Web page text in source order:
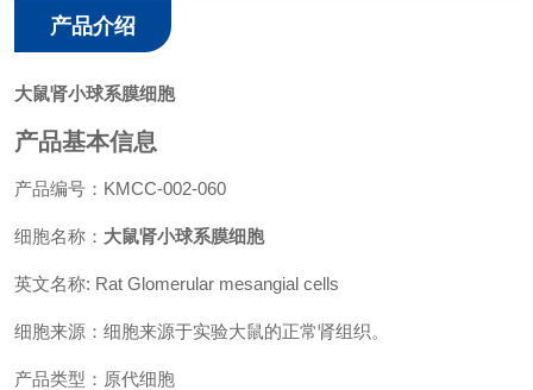
产品介绍
大鼠肾小球系膜细胞
产品基本信息
产品编号：KMCC-002-060
细胞名称： 大鼠肾小球系膜细胞
英文名称: Rat Glomerular mesangial cells
细胞来源：细胞来源于实验大鼠的正常肾组织。
产品类型：原代细胞